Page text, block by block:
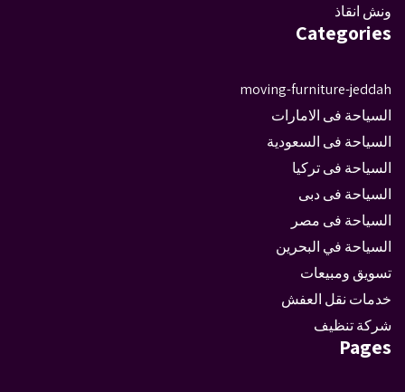
ونش انقاذ
Categories
moving-furniture-jeddah
السياحة فى الامارات
السياحة فى السعودية
السياحة فى تركيا
السياحة فى دبى
السياحة فى مصر
السياحة في البحرين
تسويق ومبيعات
خدمات نقل العفش
شركة تنظيف
Pages